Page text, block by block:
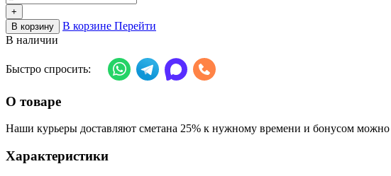
+
В корзину
В корзине Перейти
В наличии
Быстро спросить:
О товаре
Наши курьеры доставляют сметана 25% к нужному времени и бонусом
Характеристики